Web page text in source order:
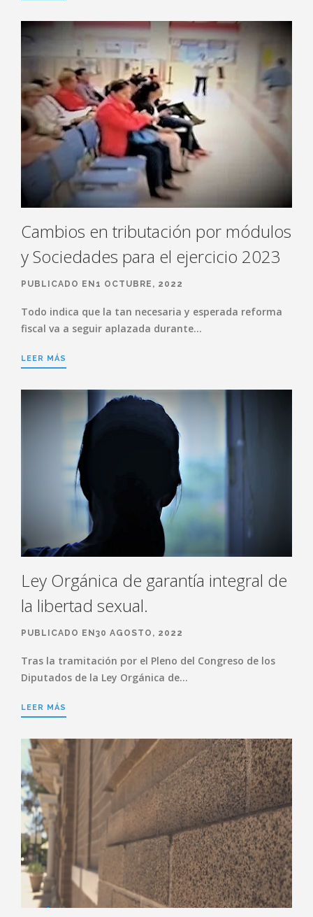
Cambios en tributación por módulos
y Sociedades para el ejercicio 2023
PUBLICADO EN1 OCTUBRE, 2022
Todo indica que la tan necesaria y esperada reforma
fiscal va a seguir aplazada durante…
LEER MÁS
Ley Orgánica de garantía integral de
la libertad sexual.
PUBLICADO EN30 AGOSTO, 2022
Tras la tramitación por el Pleno del Congreso de los
Diputados de la Ley Orgánica de…
LEER MÁS